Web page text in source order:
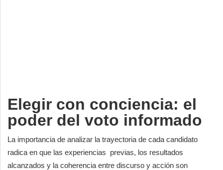
Elegir con conciencia: el
poder del voto informado
La importancia de analizar la trayectoria de cada candidato
radica en que las experiencias previas, los resultados
alcanzados y la coherencia entre discurso y acción son